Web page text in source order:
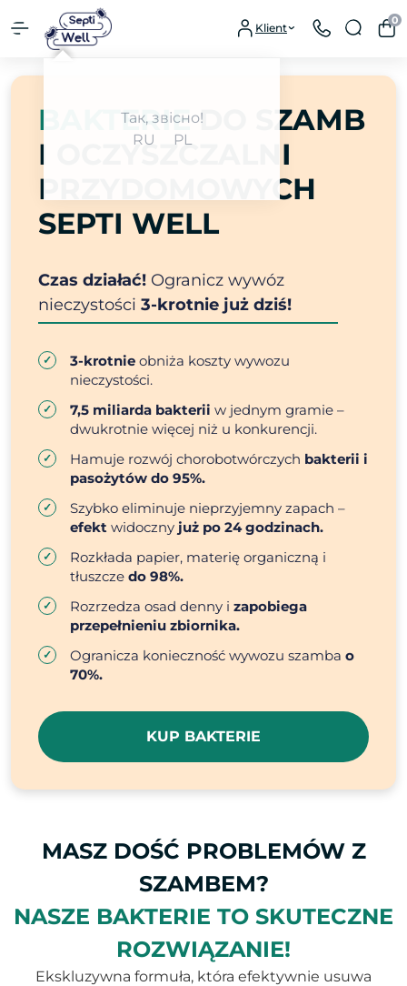
Klient
0
BAKTERIEDO SZAMB
I OCZYSZCZALNI
PRZYDOMOWYCH
SEPTI WELL
Czas działać! Ogranicz wywóz
nieczystości 3-krotnie już dziś!
3-krotnie obniża koszty wywozu
nieczystości.
7,5 miliarda bakterii w jednym gramie –
dwukrotnie więcej niż u konkurencji.
Hamuje rozwój chorobotwórczych bakterii i
pasożytów do 95%.
Szybko eliminuje nieprzyjemny zapach –
efekt widoczny już po 24 godzinach.
Rozkłada papier, materię organiczną i
tłuszcze do 98%.
Rozrzedza osad denny i zapobiega
przepełnieniu zbiornika.
Ogranicza konieczność wywozu szamba o
70%.
KUP BAKTERIE
MASZ DOŚĆ PROBLEMÓW Z
SZAMBEM?
NASZE BAKTERIE TO SKUTECZNE
ROZWIĄZANIE!
Ekskluzywna formuła, która efektywnie usuwa
Так, звісно!
RU
PL